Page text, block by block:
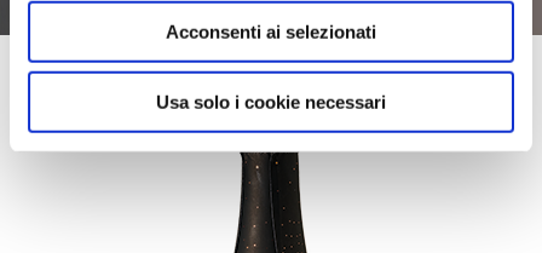
Acconsenti ai selezionati
Usa solo i cookie necessari